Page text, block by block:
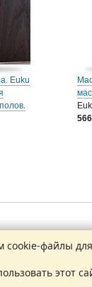
Euku
cookie-файлы
этот